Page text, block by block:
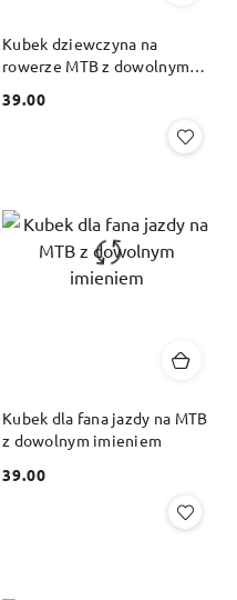
Kubek dziewczyna na
rowerze MTB z dowolnym
Cena:
39.00
Kubek dla fana jazdy na MTB
z dowolnym imieniem
Cena:
39.00